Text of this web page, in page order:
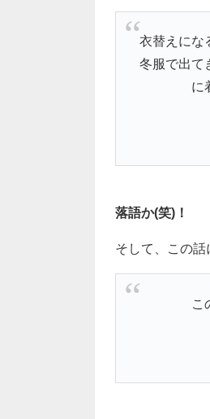
衣替えにな
冬服で出て
に
落語か(笑)！
そして、この
こ